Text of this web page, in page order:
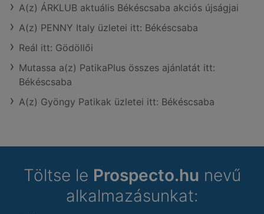
A(z) ÁRKLUB aktuális Békéscsaba akciós újságjai
A(z) PENNY Italy üzletei itt: Békéscsaba
Reál itt: Gödöllői
Mutassa a(z) PatikaPlus összes ajánlatát itt:
Békéscsaba
A(z) Gyöngy Patikak üzletei itt: Békéscsaba
Töltse le Prospecto.hu nevű
alkalmazásunkat: